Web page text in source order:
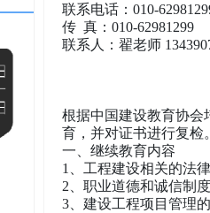
联系电话：010-
传 真：010-62981299
联系人：翟老师
根据中国建设教育协会
育，并对证书进行复检
一、继续教育内容
1、工程建设相关的法
2、职业道德和诚信制度
3、建设工程项目管理